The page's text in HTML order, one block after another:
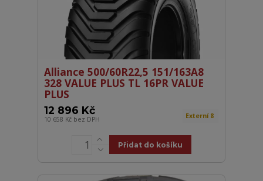
Alliance 500/60R22,5 151/163A8
328 VALUE PLUS TL 16PR VALUE
PLUS
12 896 Kč
10 658 Kč bez DPH Externí 8
Přidat do košíku